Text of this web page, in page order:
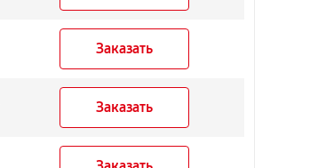
Заказать
Заказать